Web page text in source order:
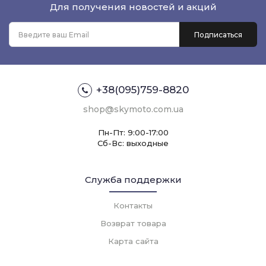
Для получения новостей и акций
+38(095)759-8820
shop@skymoto.com.ua
Пн-Пт: 9:00-17:00
Сб-Вс: выходные
Служба поддержки
Контакты
Возврат товара
Карта сайта